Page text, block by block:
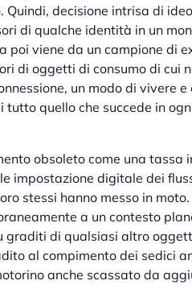
Quindi, decisione intrisa di
di qualche identità in un
poi viene da un campione di
di oggetti di consumo di cui
un modo di vivere
tutto quello che succede in
obsoleto come una tassa
impostazione digitale dei
stessi hanno messo in
a un contesto
di qualsiasi altro
al compimento dei sedici
anche scassato da